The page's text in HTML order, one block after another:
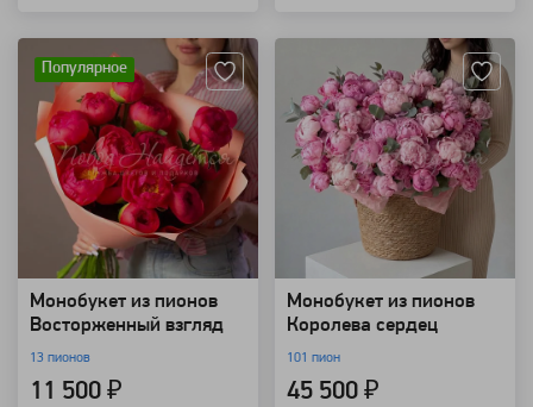
Популярное
Монобукет из пионов
Восторженный взгляд
13 пионов
11 500 ₽
Монобукет из пионов
Королева сердец
101 пион
45 500 ₽